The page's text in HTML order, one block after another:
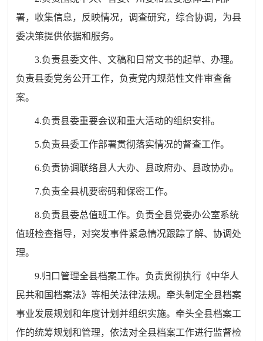
署，收集信息，反映情况，调查研究，综合协调，为县
委决策提供依据和服务。
3.负责县委文件、文稿和日常文书的起草、办理。
负责县委党务公开工作，负责党内规范性文件审查备
案。
4.负责县委重要会议和重大活动的组织安排。
5.负责县委工作部署贯彻落实情况的督查工作。
6.负责协调联络县人大办、县政府办、县政协办。
7.负责全县机要密码和保密工作。
8.负责县委总值班工作。负责全县党委办公室系统
值班检查指导，对突发事件紧急情况跟踪了解、协调处
理。
9.归口管理全县档案工作。负责贯彻执行《中华人
民共和国档案法》等相关法律法规。牵头制定全县档案
事业发展规划和年度计划并组织实施。牵头全县档案工
作的统筹规划和管理，依法对全县档案工作进行监督检